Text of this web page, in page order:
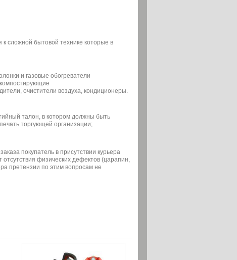
сложной бытовой технике которые в
и газовые обогреватели
очистители воздуха, кондиционеры.
талон, в котором должны быть
торгующей организации;
покупатель в присутствии курьера
физических дефектов (царапин,
претензии по этим вопросам не